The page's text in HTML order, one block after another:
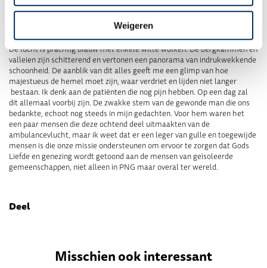
Weigeren
Leger van helpende handen
Een paar minuten later zit ik weer achter in het vliegtuig. Het mooie
weer laat niets vermoeden van de tragedie die we zojuist hebben gezien,
maar misschien is het wel een vooraankondiging van een goede afloop…
De lucht is prachtig blauw met enkele witte wolken. De bergkammen en
valleien zijn schitterend en vertonen een panorama van indrukwekkende
schoonheid. De aanblik van dit alles geeft me een glimp van hoe
majestueus de hemel moet zijn, waar verdriet en lijden niet langer
bestaan. Ik denk aan de patiënten die nog pijn hebben. Op een dag zal
dit allemaal voorbij zijn. De zwakke stem van de gewonde man die ons
bedankte, echoot nog steeds in mijn gedachten. Voor hem waren het
een paar mensen die deze ochtend deel uitmaakten van de
ambulancevlucht, maar ik weet dat er een leger van gulle en toegewijde
mensen is die onze missie ondersteunen om ervoor te zorgen dat Gods
Liefde en genezing wordt getoond aan de mensen van geïsoleerde
gemeenschappen, niet alleen in PNG maar overal ter wereld.
Deel
Misschien ook interessant